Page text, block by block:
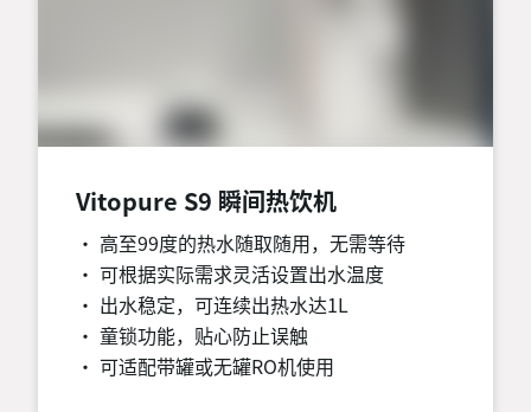
Vitopure S9 瞬间热饮机
• 高至99度的热水随取随用，无需等待
• 可根据实际需求灵活设置出水温度
• 出水稳定，可连续出热水达1L
• 童锁功能，贴心防止误触
• 可适配带罐或无罐RO机使用